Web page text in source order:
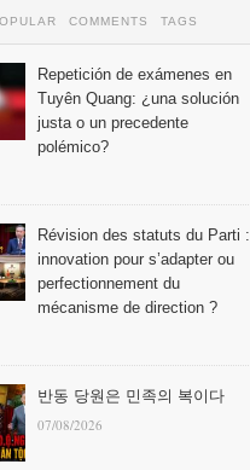
COMMENTS TAGS
Repetición de exámenes en
Tuyên Quang: ¿una solución
justa o un precedente
polémico?
Révision des statuts du Parti :
innovation pour s’adapter ou
perfectionnement du
mécanisme de direction ?
반동 당원은 민족의 복이다
07/08/2026